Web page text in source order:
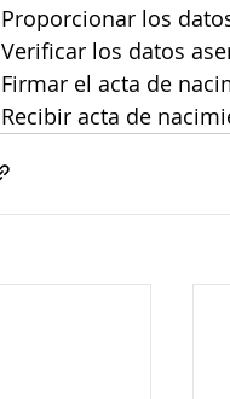
Proporcionar los
Verificar los datos
Firmar el acta de
Recibir acta de